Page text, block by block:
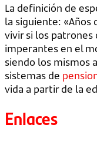
La definición de
la siguiente: «Años
vivir si los
imperantes en el
siendo los mismos
sistemas de
vida a partir de la
Enlaces